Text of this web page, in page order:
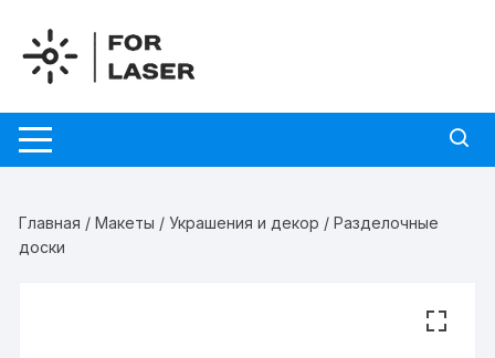
содержимому
Главная /Макеты /Украшения и декор / Разделочные
доски